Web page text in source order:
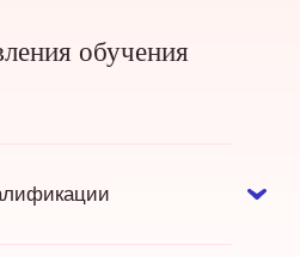
обучения